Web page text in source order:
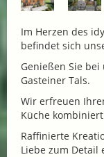
Im Herzen des
befindet sich
Genießen Sie
Gasteiner Tals.
Wir erfreuen
Küche
Raffinierte
Liebe zum Detail